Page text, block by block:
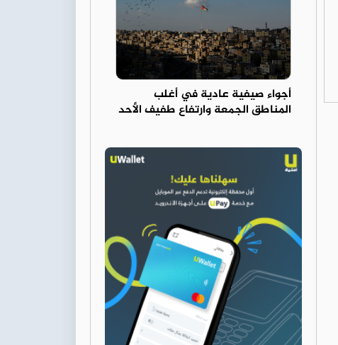
أجواء صيفية عادية في أغلب
المناطق الجمعة وارتفاع طفيف الأحد